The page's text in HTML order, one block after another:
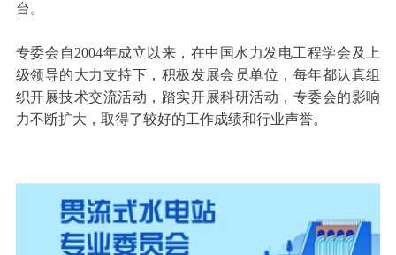
台。
专委会自2004年成立以来，在中国水力发电工程学会及上
级领导的大力支持下，积极发展会员单位，每年都认真组
织开展技术交流活动，踏实开展科研活动，专委会的影响
力不断扩大，取得了较好的工作成绩和行业声誉。